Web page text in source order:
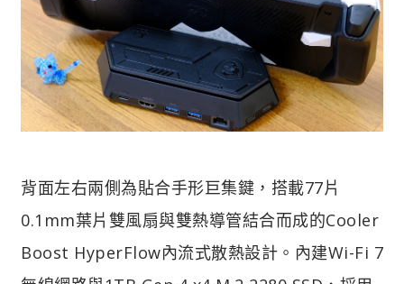
背面左右兩側為貼合手形巨集鍵，搭載77片
0.1mm葉片雙風扇與雙熱導管結合而成的Cooler
Boost HyperFlow內流式散熱設計。 內建Wi-Fi 7